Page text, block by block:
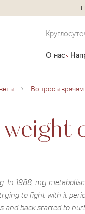
О нас
Вопросы врачам
weight
In 1988, my
to fight with it
back started to